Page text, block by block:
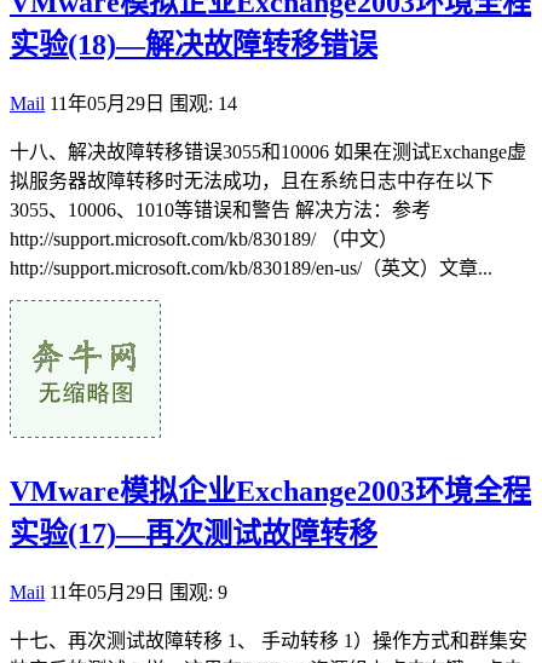
实验(18)—解决故障转移错误
Mail 11年05月29日 围观: 14
十八、解决故障转移错误3055和10006 如果在测试Exchange虚
拟服务器故障转移时无法成功，且在系统日志中存在以下
3055、10006、1010等错误和警告 解决方法：参考
http://support.microsoft.com/kb/830189/ （中文）
http://support.microsoft.com/kb/830189/en-us/（英文）文章...
VMware模拟企业Exchange2003环境全程
实验(17)—再次测试故障转移
Mail 11年05月29日 围观: 9
十七、再次测试故障转移 1、 手动转移 1）操作方式和群集安